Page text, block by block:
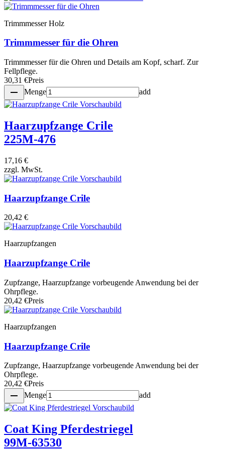
Trimmmesser Holz
Trimmmesser für die Ohren
Trimmmesser für die Ohren und Details am Kopf, scharf. Zur
Fellpflege.
30,31 €Preis
remove Menge add
Haarzupfzange Crile
225M-476
17,16 €
zzgl. MwSt.
Haarzupfzange Crile
20,42 €
Haarzupfzangen
Haarzupfzange Crile
Zupfzange, Haarzupfzange vorbeugende Anwendung bei der
Ohrpflege.
20,42 €Preis
Haarzupfzangen
Haarzupfzange Crile
Zupfzange, Haarzupfzange vorbeugende Anwendung bei der
Ohrpflege.
20,42 €Preis
remove Menge add
Coat King Pferdestriegel
99M-63530